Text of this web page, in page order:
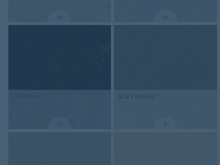
2939 black 3723 nebula *